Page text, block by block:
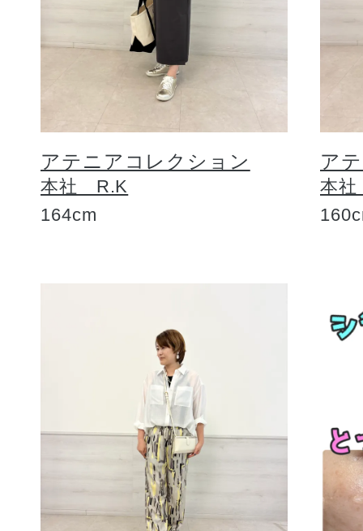
アテニアコレクション
本社 R.K
164cm
ア
本